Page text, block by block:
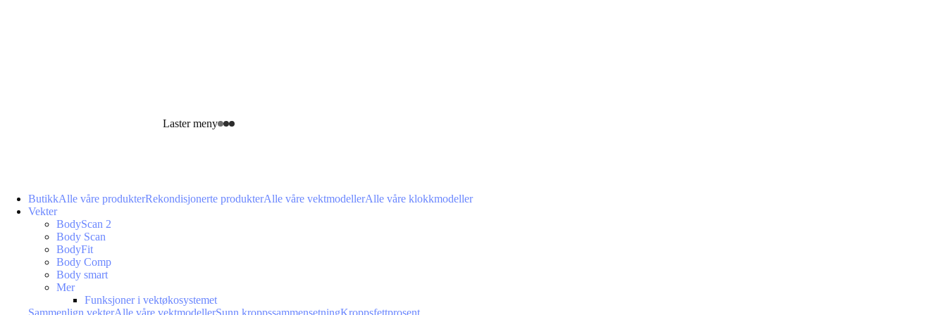
Laster meny
ButikkAlle våre produkterRekondisjonerte produkterAlle våre vektmodellerAlle våre klokkmodeller
Vekter
BodyScan 2
Body Scan
BodyFit
Body Comp
Body smart
Mer
Funksjoner i vektøkosystemet
Sammenlign vekterAlle våre vektmodellerSunn kroppssammensetningKroppsfettprosent